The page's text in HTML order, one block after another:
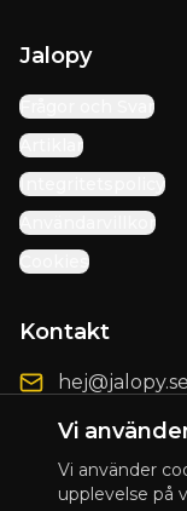
Vi
Vi använder
upplevelse på
Jalopy
Frågor och Svar
Artiklar
Integritetspolicy
Användarvillkor
Cookies
Kontakt
hej@jalopy.se